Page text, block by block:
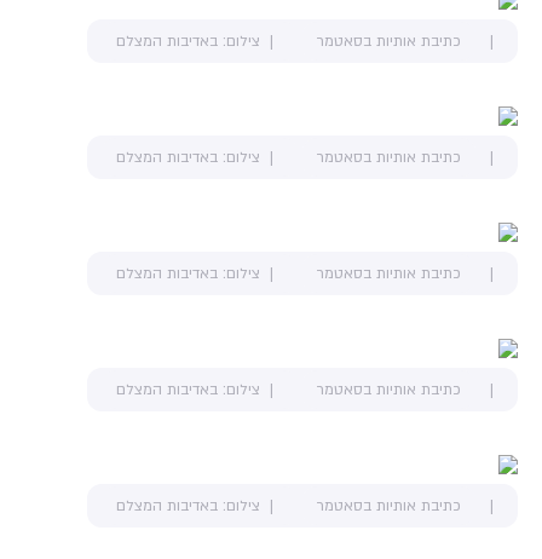
כתיבת אותיות בסאטמר צילום: באדיבות המצלם
כתיבת אותיות בסאטמר צילום: באדיבות המצלם
כתיבת אותיות בסאטמר צילום: באדיבות המצלם
כתיבת אותיות בסאטמר צילום: באדיבות המצלם
כתיבת אותיות בסאטמר צילום: באדיבות המצלם